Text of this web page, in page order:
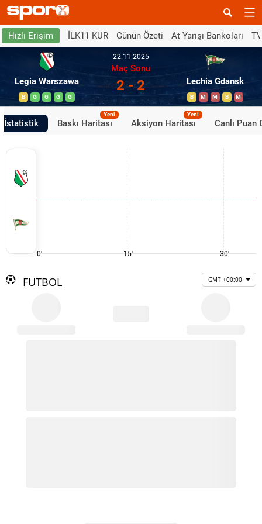
Hızlı Erişim İLK11 KUR Günün Özeti At Yarışı Bankoları
Legia Warszawa
B G G G G
22.11.2025
Maç Sonu
2 - 2 Lechia Gdansk
B M M B M
İstatistik Baskı Haritası
Yeni
Aksiyon Haritası
Yeni
Canlı Puan
0' 15' 30'
FUTBOL GMT +00:00